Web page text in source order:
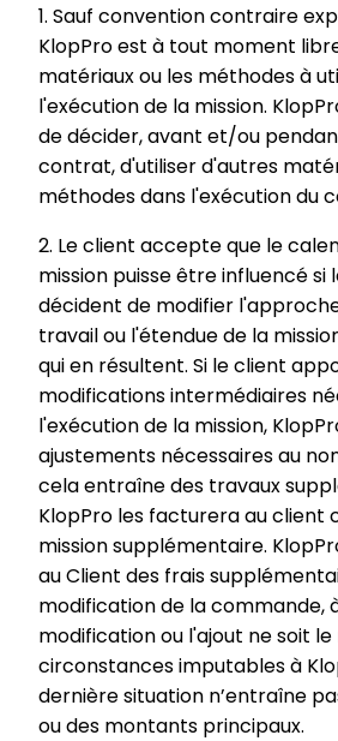
1. Sauf convention contraire
KlopPro est à tout moment
matériaux ou les méthodes à
l'exécution de la mission.
de décider, avant et/ou
contrat, d'utiliser d'autres
méthodes dans l'exécution du
2. Le client accepte que le
mission puisse être influencé si
décident de modifier
travail ou l'étendue de la
qui en résultent. Si le client
modifications intermédiaires
l'exécution de la mission,
ajustements nécessaires au
cela entraîne des travaux
KlopPro les facturera au client
mission supplémentaire.
au Client des frais
modification de la commande,
modification ou l'ajout ne soit
circonstances imputables à
dernière situation n’entraîne
ou des montants principaux.